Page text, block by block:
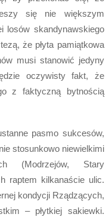
się nie większym
losów skandynawskiego
że płyta pamiątkowa
musi stanowić jedyny
oczywisty fakt, że
z faktyczną bytnością
pasmo sukcesów,
stosunkowo niewielkimi
(Modrzejów, Stary
raptem kilkanaście ulic.
kondycji Rządzących,
– płytkiej sakiewki.